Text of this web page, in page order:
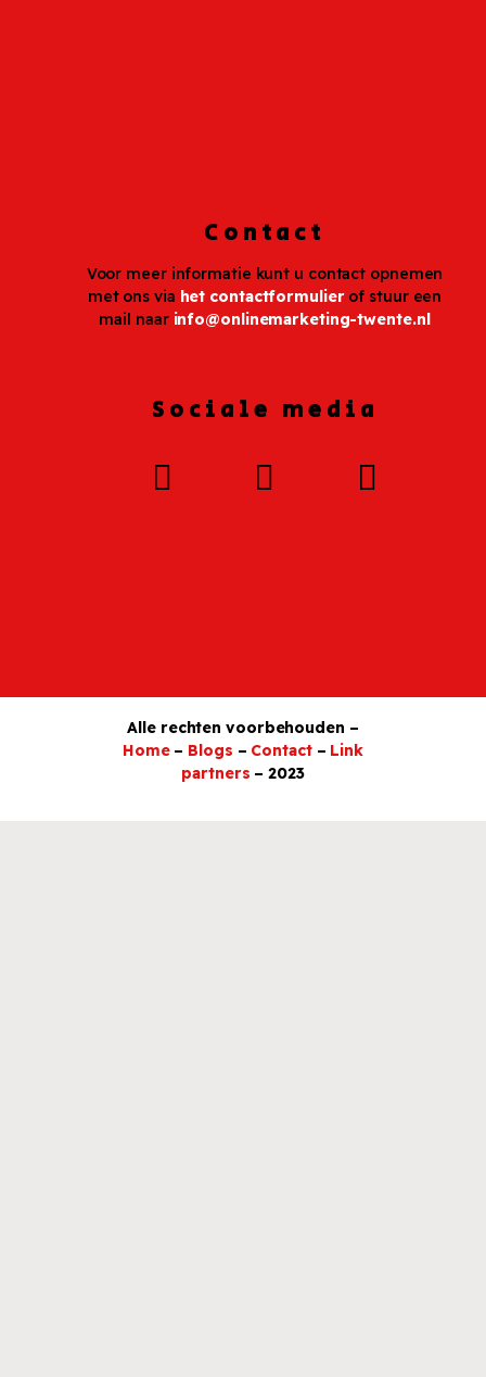
Contact
Voor meer informatie kunt u contact opnemen
met ons via het contactformulierof stuur een
mail naar info@onlinemarketing-twente.nl
Sociale media
Alle rechten voorbehouden –
Home – Blogs – Contact – Link
partners – 2023